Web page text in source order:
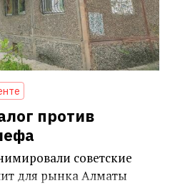
против
советские
для рынка Алматы